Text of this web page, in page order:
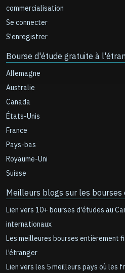
commercialisation
Se connecter
S'enregistrer
Bourse d'étude gratuite à
Allemagne
Australie
Canada
États-Unis
France
Pays-bas
Royaume-Uni
Suisse
Meilleurs blogs sur les bourses
Lien vers 10+ bourses d'études au
internationaux
Les meilleures bourses entièrement
l’étranger
Lien vers les 5 meilleurs pays où